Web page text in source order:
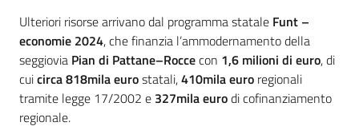
Ulteriori risorse arrivano dal programma statale Funt –
economie 2024, che finanzia l’ammodernamento della
seggiovia Pian di Pattane–Roccecon 1,6 milioni di euro, di
cuicirca 818mila eurostatali,410mila euro regionali
tramite legge 17/2002 e 327mila eurodi cofinanziamento
regionale.